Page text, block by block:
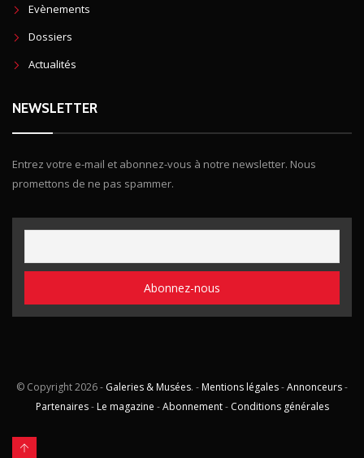
Evènements
Dossiers
Actualités
NEWSLETTER
Entrez votre e-mail et abonnez-vous à notre newsletter. Nous
promettons de ne pas spammer.
© Copyright2026 - Galeries & Musées. - Mentions légales-Annonceurs-
Partenaires- Le magazine -Abonnement- Conditions générales